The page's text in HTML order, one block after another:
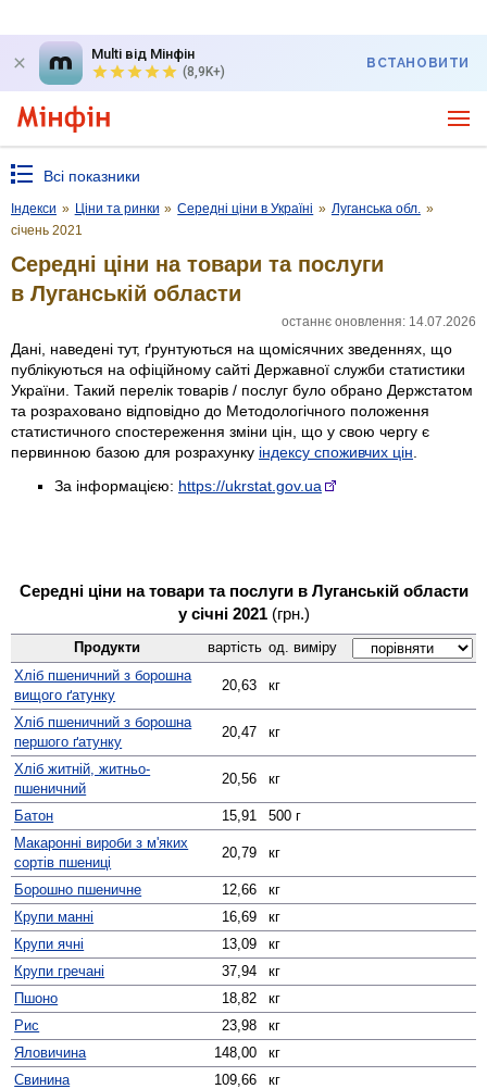
Multi від Мінфін
(8,9K+)
ВСТАНОВИТИ
Всі показники
Індекси » Ціни та ринки » Середні ціни в Україні » Луганська обл. »
січень 2021
Середні ціни на товари та послуги
в Луганській области
останнє оновлення: 14.07.2026
Дані, наведені тут, ґрунтуються на щомісячних зведеннях, що
публікуються на офіційному сайті Державної служби статистики
України. Такий перелік товарів / послуг було обрано Держстатом
та розраховано відповідно до Методологічного положення
статистичного спостереження зміни цін, що у свою чергу є
первинною базою для розрахунку індексу споживчих цін
За інформацією: https://ukrstat.gov.ua
Середні ціни на товари та послуги в Луганській области
у січні 2021 (грн.)
Продукти вартість од. виміру
Хліб пшеничний з борошна
вищого ґатунку
20,63 кг
Хліб пшеничний з борошна
першого ґатунку
20,47 кг
Хліб житній, житньо-
пшеничний
20,56 кг
Батон 15,91
500 г
Макаронні вироби з м'яких
сортів пшениці
20,79 кг
Борошно пшеничне 12,66
кг
Крупи манні
16,69
кг
Крупи ячні
13,09
кг
Крупи гречані
37,94
кг
Пшоно
18,82
кг
Рис
23,98
кг
Яловичина
148,00
кг
Свинина
109,66
кг